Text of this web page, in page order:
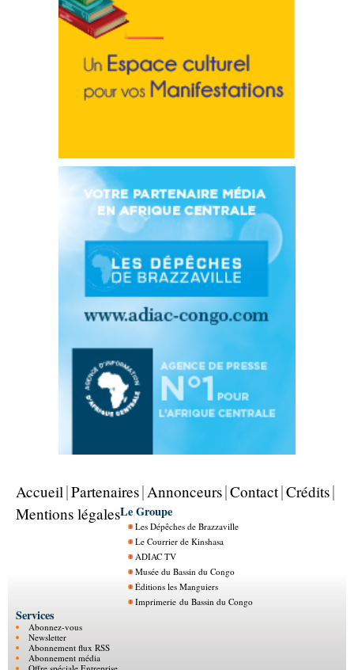
Accueil Partenaires Annonceurs Contact Crédits
Mentions légalesLe Groupe
Les Dépêches de Brazzaville
Le Courrier de Kinshasa
ADIAC TV
Musée du Bassin du Congo
Éditions les Manguiers
Imprimerie du Bassin du Congo
Services
Abonnez-vous
Newsletter
Abonnement flux RSS
Abonnement média